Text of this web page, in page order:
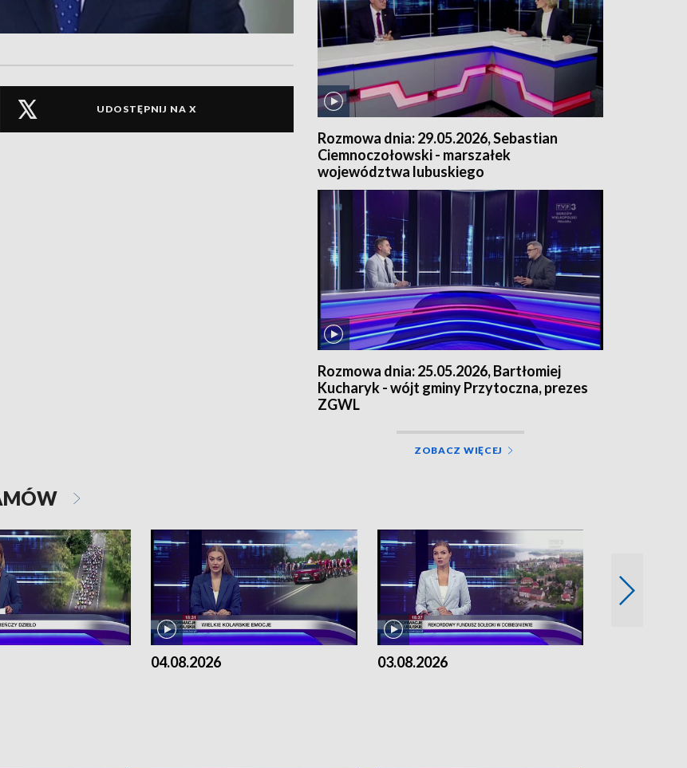
UDOSTĘPNIJ NA X
Rozmowa dnia: 29.05.2026, Sebastian
Ciemnoczołowski - marszałek
województwa lubuskiego
Rozmowa dnia: 25.05.2026, Bartłomiej
Kucharyk - wójt gminy Przytoczna, prezes
ZGWL
ZOBACZ WIĘCEJ
04.08.2026 03.08.2026